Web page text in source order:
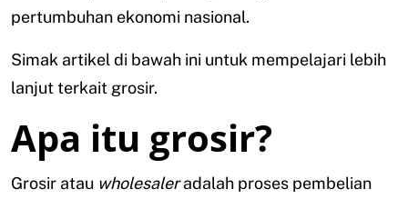
pertumbuhan ekonomi nasional.
Simak artikel di bawah ini untuk mempelajari lebih
lanjut terkait grosir.
Apa itu grosir?
Grosir atau wholesaleradalah proses pembelian